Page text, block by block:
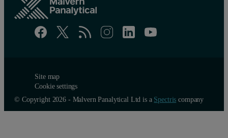
Site map
Cookie settings
© Copyright 2026 - Malvern Panalytical Ltd is a Spectris company